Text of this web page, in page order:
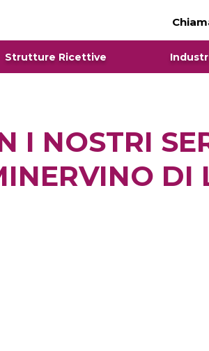
Strutture Ricettive
I NOSTRI
DI